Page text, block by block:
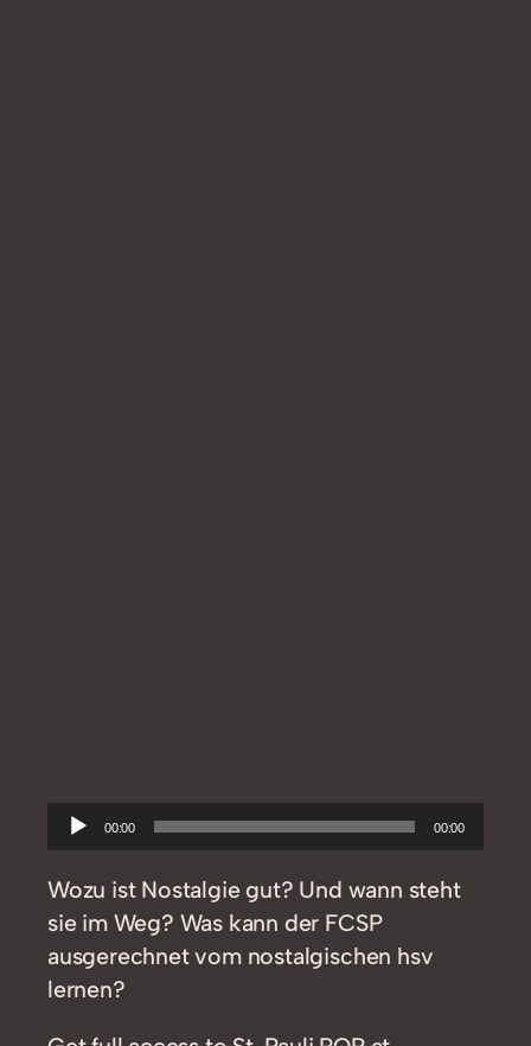
Audio-
Player
00:00 00:00
Wozu ist Nostalgie gut? Und wann steht
sie im Weg? Was kann der FCSP
ausgerechnet vom nostalgischen hsv
lernen?